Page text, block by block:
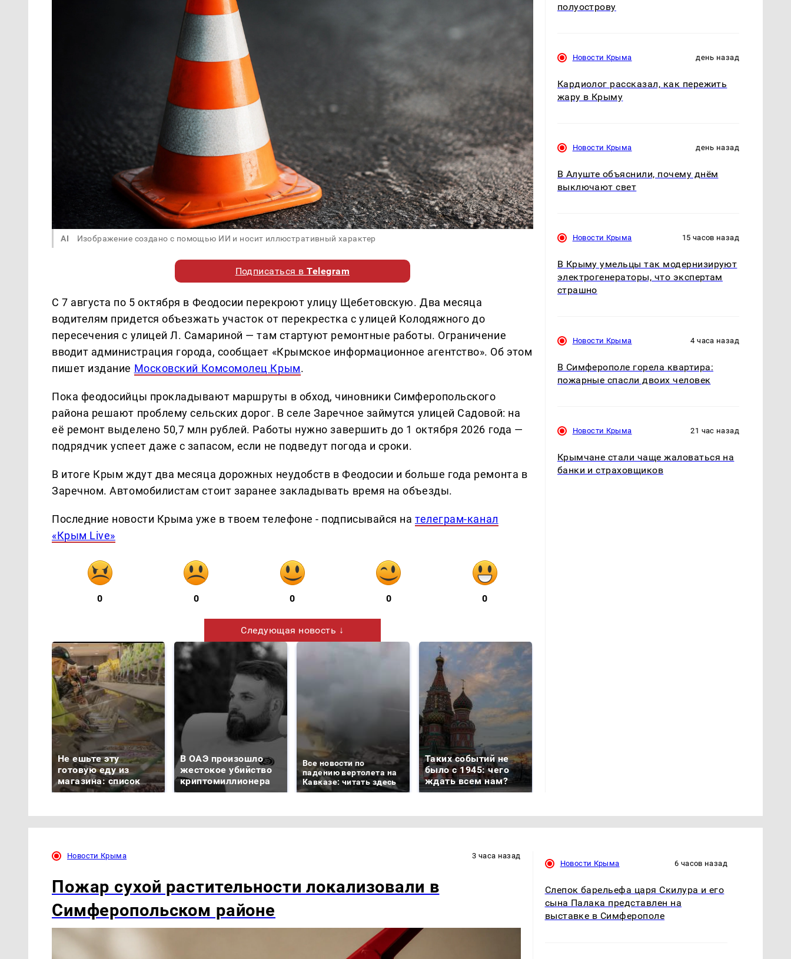
AI Изображение создано с помощью ИИ и носит иллюстративный характер
Подписаться вTelegram
С 7 августа по 5 октября в Феодосии перекроют улицу Щебетовскую. Два месяца
водителям придется объезжать участок от перекрестка с улицей Колодяжного до
пересечения с улицей Л. Самариной — там стартуют ремонтные работы. Ограничение
вводит администрация города, сообщает «Крымское информационное агентство». Об этом
пишет издание Московский Комсомолец Крым.
Пока феодосийцы прокладывают маршруты в обход, чиновники Симферопольского
района решают проблему сельских дорог. В селе Заречное займутся улицей Садовой: на
её ремонт выделено 50,7 млн рублей. Работы нужно завершить до 1 октября 2026 года —
подрядчик успеет даже с запасом, если не подведут погода и сроки.
В итоге Крым ждут два месяца дорожных неудобств в Феодосии и больше года ремонта в
Заречном. Автомобилистам стоит заранее закладывать время на объезды.
Последние новости Крыма уже в твоем телефоне - подписывайся нателеграм-канал
«Крым Live»
0 0 0 0 0
Следующая новость ↓
Не ешьте эту
готовую еду из
магазина: список
В ОАЭ произошло
жестокое убийство
криптомиллионера
Все новости по
падению вертолета на
Кавказе: читать здесь
Таких событий не
было с 1945: чего
ждать всем нам?
полуострову
Новости Крыма день назад
Кардиолог рассказал, как пережить
жару в Крыму
Новости Крыма день назад
В Алуште объяснили, почему днём
выключают свет
Новости Крыма 15 часов назад
В Крыму умельцы так модернизируют
электрогенераторы, что экспертам
страшно
Новости Крыма 4 часа назад
В Симферополе горела квартира:
пожарные спасли двоих человек
Новости Крыма 21 час назад
Крымчане стали чаще жаловаться на
банки и страховщиков
Новости Крыма 3 часа назад
Пожар сухой растительности локализовали в
Симферопольском районе
Новости Крыма 6 часов назад
Слепок барельефа царя Скилура и его
сына Палака представлен на
выставке в Симферополе